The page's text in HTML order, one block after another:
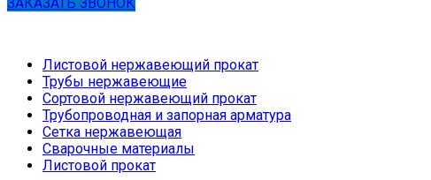
Листовой нержавеющий прокат
Трубы нержавеющие
Сортовой нержавеющий прокат
Трубопроводная и запорная арматура
Сетка нержавеющая
Сварочные материалы
Листовой прокат